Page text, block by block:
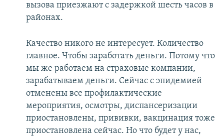
вызова приезжают с задержкой шесть часов в
районах.
Качество никого не интересует. Количество
главное. Чтобы заработать деньги. Потому что
мы же работаем на страховые компании,
зарабатываем деньги. Сейчас с эпидемией
отменены все профилактические
мероприятия, осмотры, диспансеризации
приостановлены, прививки, вакцинация тоже
приостановлена сейчас. Но что будет у нас,